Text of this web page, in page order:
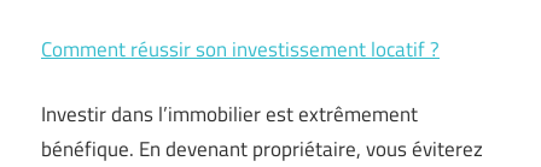
Comment réussir son investissement locatif ?
Investir dans l’immobilier est extrêmement
bénéfique. En devenant propriétaire, vous éviterez